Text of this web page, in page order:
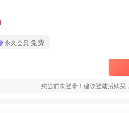
永久会员 免费
您当前未登录！建议登陆后购买